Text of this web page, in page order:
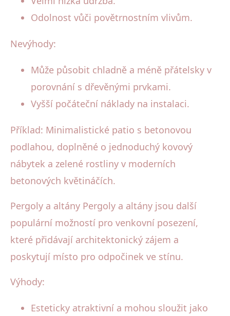
Odolnost vůči povětrnostním vlivům.
Nevýhody:
Může působit chladně a méně přátelsky v
porovnání s dřevěnými prvkami.
Vyšší počáteční náklady na instalaci.
Příklad: Minimalistické patio s betonovou
podlahou, doplněné o jednoduchý kovový
nábytek a zelené rostliny v moderních
betonových květináčích.
Pergoly a altány Pergoly a altány jsou další
populární možností pro venkovní posezení,
které přidávají architektonický zájem a
poskytují místo pro odpočinek ve stínu.
Výhody:
Esteticky atraktivní a mohou sloužit jako